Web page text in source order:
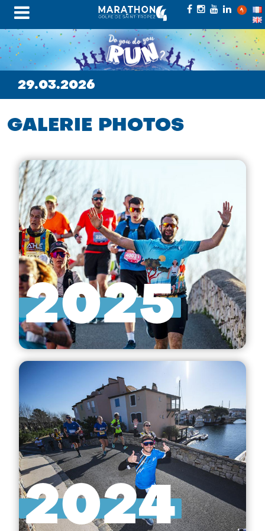
29.03.2026
GALERIE PHOTOS
2025
2024